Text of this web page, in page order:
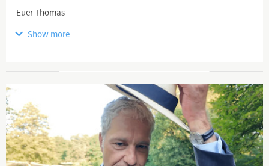
Euer Thomas
https://odysee.com/@Digitaler.Chronist:8
https://www.bitchute.com/channel/TIIWbiMf6vvT...
https://rumble.com/user/DigitalerChronist
Show more